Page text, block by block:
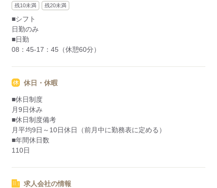
残10未満 残20未満
■シフト
日勤のみ
■日勤
08：45-17：45（休憩60分）
休日・休暇
■休日制度
月9日休み
■休日制度備考
月平均9日～10日休日（前月中に勤務表に定める）
■年間休日数
110日
求人会社の情報